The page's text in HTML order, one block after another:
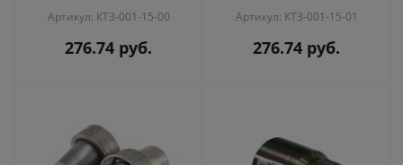
Артикул: КТЗ-001-15-00
276.74 руб.
Артикул: КТЗ-001-15-01
276.74 руб.